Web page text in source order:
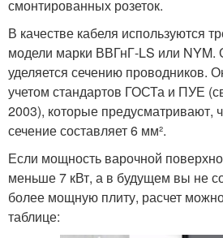
смонтированных розеток.
В качестве кабеля используются
модели марки ВВГнГ-LS или NYM.
уделяется сечению проводников.
учетом стандартов ГОСТа и ПУЕ
2003), которые предусматривают,
сечение составляет 6 мм².
Если мощность варочной
меньше 7 кВт, а в будущем вы не
более мощную плиту, расчет
таблице: